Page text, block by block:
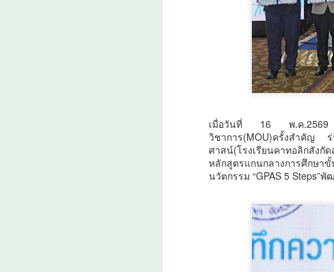
เมื่อวันที่ 16 พ.ค.2569 ที่
วิชาการ(MOU)ครั้งสำคัญ
ศาสน์(โรงเรียนคาทอลิกสัง
หลักสูตรแกนกลางการศึกษ
นวัตกรรม “GPAS 5 Steps”
วว. ชูนวัตกรรม “สาร
พืช” กอบกู้สวนกล้วย
หอม แก้ปัญหาต้นหัก
โค่นจากลมพายุพร้อม
เพิ่มขนาดผลผลิต-เพิ่ม
AUG